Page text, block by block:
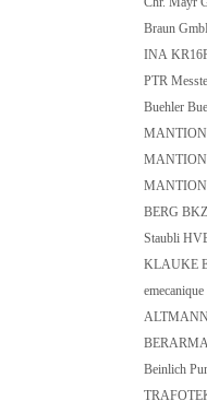
Braun
INA
PTR
Buehler
MANTION
BERG
Staubli
KLAUKE
ALTMANN
Beinlich